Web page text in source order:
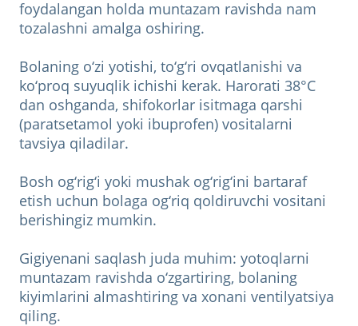
foydalangan holda muntazam ravishda nam
tozalashni amalga oshiring.
Bolaning o‘zi yotishi, to‘g‘ri ovqatlanishi va
ko‘proq suyuqlik ichishi kerak. Harorati 38°C
dan oshganda, shifokorlar isitmaga qarshi
(paratsetamol yoki ibuprofen) vositalarni
tavsiya qiladilar.
Bosh og‘rig‘i yoki mushak og‘rig‘ini bartaraf
etish uchun bolaga og‘riq qoldiruvchi vositani
berishingiz mumkin.
Gigiyenani saqlash juda muhim: yotoqlarni
muntazam ravishda o‘zgartiring, bolaning
kiyimlarini almashtiring va xonani ventilyatsiya
qiling.